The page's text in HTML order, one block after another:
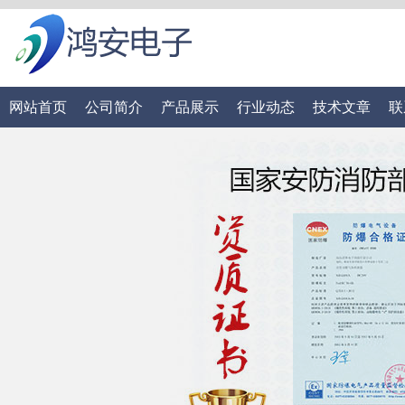
网站首页 公司简介 产品展示 行业动态 技术文章